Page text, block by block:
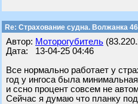
Re: Страхование судна. Волжанка 46
Автор: Моторогубитель
Дата: 13-04-25 04:46
Все нормально работает у
год у ингоса была
и ссно процент совсем не
Сейчас я думаю что планку